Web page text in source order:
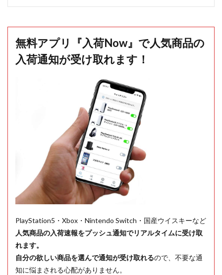
無料アプリ『入荷Now』で人気商品の
入荷通知が受け取れます！
PlayStation5・Xbox・Nintendo Switch・国産ウイスキーなど
人気商品の入荷速報をプッシュ通知でリアルタイムに受け取
れます。
自分の欲しい商品を選んで通知が受け取れるので、不要な通
知に悩まされる心配がありません。